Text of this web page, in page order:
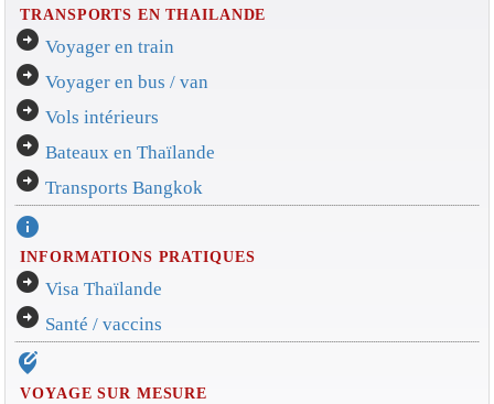
TRANSPORTS EN THAILANDE
arrow_circle_right Voyager en train
arrow_circle_right Voyager en bus / van
arrow_circle_right Vols intérieurs
arrow_circle_right Bateaux en Thaïlande
arrow_circle_right Transports Bangkok
info
INFORMATIONS PRATIQUES
arrow_circle_right Visa Thaïlande
arrow_circle_right Santé / vaccins
edit_location_alt
VOYAGE SUR MESURE